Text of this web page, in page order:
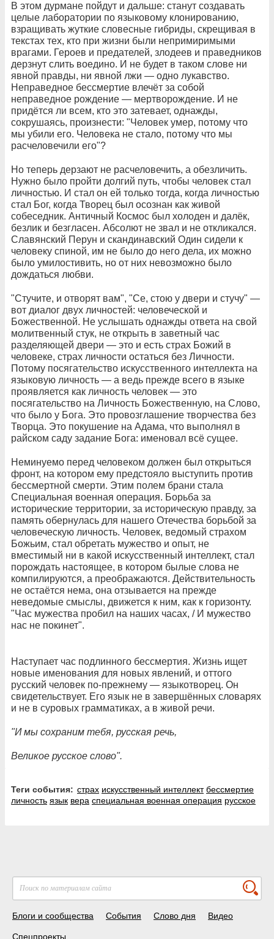
В этом дурмане пойдут и дальше: станут создавать
целые лаборатории по языковому клонированию,
взращивать жуткие словесные гибриды, скрещивая в
текстах тех, кто при жизни были непримиримыми
врагами. Героев и предателей, злодеев и праведников
дерзнут слить воедино. И не будет в таком слове ни
явной правды, ни явной лжи — одно лукавство.
Неправедное бессмертие влечёт за собой
неправедное рождение — мертворождение. И не
придётся ли всем, кто это затевает, однажды,
сокрушаясь, произнести: "Человек умер, потому что
мы убили его. Человека не стало, потому что мы
расчеловечили его"?
Но теперь дерзают не расчеловечить, а обезличить.
Нужно было пройти долгий путь, чтобы человек стал
личностью. И стал он ей только тогда, когда личностью
стал Бог, когда Творец был осознан как живой
собеседник. Античный Космос был холоден и далёк,
безлик и безгласен. Абсолют не звал и не откликался.
Славянский Перун и скандинавский Один сидели к
человеку спиной, им не было до него дела, их можно
было умилостивить, но от них невозможно было
дождаться любви.
"Стучите, и отворят вам", "Се, стою у двери и стучу" —
вот диалог двух личностей: человеческой и
Божественной. Не услышать однажды ответа на свой
молитвенный стук, не открыть в заветный час
разделяющей двери — это и есть страх Божий в
человеке, страх личности остаться без Личности.
Потому посягательство искусственного интеллекта на
языковую личность — а ведь прежде всего в языке
проявляется как личность человек — это
посягательство на Личность Божественную, на Слово,
что было у Бога. Это провозглашение творчества без
Творца. Это покушение на Адама, что выполнял в
райском саду задание Бога: именовал всё сущее.
Неминуемо перед человеком должен был открыться
фронт, на котором ему предстояло выступить против
бессмертной смерти. Этим полем брани стала
Специальная военная операция. Борьба за
исторические территории, за историческую правду, за
память обернулась для нашего Отечества борьбой за
человеческую личность. Человек, ведомый страхом
Божьим, стал обретать мужество и опыт, не
вместимый ни в какой искусственный интеллект, стал
порождать настоящее, в котором былые слова не
компилируются, а преображаются. Действительность
не остаётся нема, она отзывается на прежде
неведомые смыслы, движется к ним, как к горизонту.
"Час мужества пробил на наших часах, / И мужество
нас не покинет".
Наступает час подлинного бессмертия. Жизнь ищет
новые именования для новых явлений, и оттого
русский человек по-прежнему — языкотворец. Он
свидетельствует. Его язык не в завершённых словарях
и не в суровых грамматиках, а в живой речи.
"И мы сохраним тебя, русская речь,
Великое русское слово".
Теги события: страх искусственный интеллект бессмертие
личность язык вера специальная военная операция русское
Блоги и сообщества События Слово дня Видео
Спецпроекты